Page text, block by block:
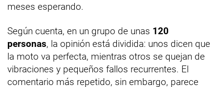
meses esperando.
Según cuenta, en un grupo de unas 120
personas, la opinión está dividida: unos dicen que
la moto va perfecta, mientras otros se quejan de
vibraciones y pequeños fallos recurrentes. El
comentario más repetido, sin embargo, parece